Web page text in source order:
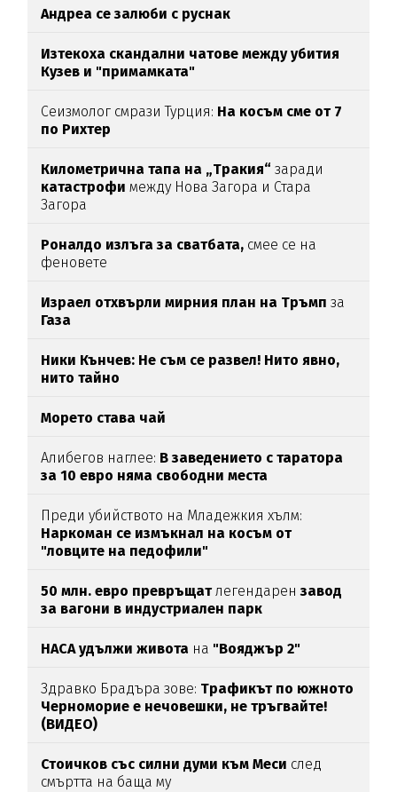
Андреа се залюби с руснак
Изтекоха скандални чатове между убития
Кузев и "примамката"
Сеизмолог смрази Турция: На косъм сме от 7
по Рихтер
Километрична тапа на „Тракия“ заради
катастрофи между Нова Загора и Стара
Загора
Роналдо излъга за сватбата, смее се на
феновете
Израел отхвърли мирния план на Тръмп за
Газа
Ники Кънчев: Не съм се развел! Нито явно,
нито тайно
Морето става чай
Алибегов наглее: В заведението с таратора
за 10 евро няма свободни места
Преди убийството на Младежкия хълм:
Наркоман се измъкнал на косъм от
"ловците на педофили"
50 млн. евро превръщатлегендарензавод
за вагони в индустриален парк
НАСА удължи живота на "Вояджър 2"
Здравко Брадъра зове: Трафикът по южното
Черноморие е нечовешки, не тръгвайте!
(ВИДЕО)
Стоичков със силни думи към Меси след
смъртта на баща му